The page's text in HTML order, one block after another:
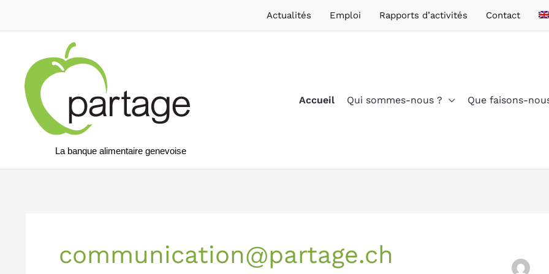
Actualités Emploi Rapports d’activités Contact
La banque alimentaire genevoise
Accueil Qui sommes-nous ? Que faisons-
communication@partage.ch